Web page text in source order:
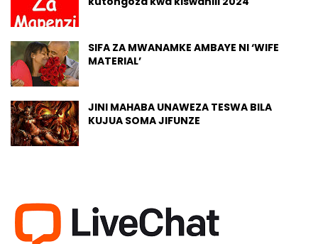
SIFA ZA MWANAMKE AMBAYE NI ‘WIFE
MATERIAL’
JINI MAHABA UNAWEZA TESWA BILA
KUJUA SOMA JIFUNZE